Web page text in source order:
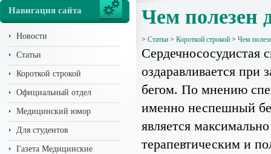
Навигация сайта
Новости
Статьи
Короткой строкой
Официальный отдел
Медицинский юмор
Для студентов
Газета Медицинские
Чем полезен
> Статьи > Короткой строкой > Чем
Сердечнососудистая
оздаравливается при
бегом. По мнению
именно неспешный
является максимально
терапевтическим и